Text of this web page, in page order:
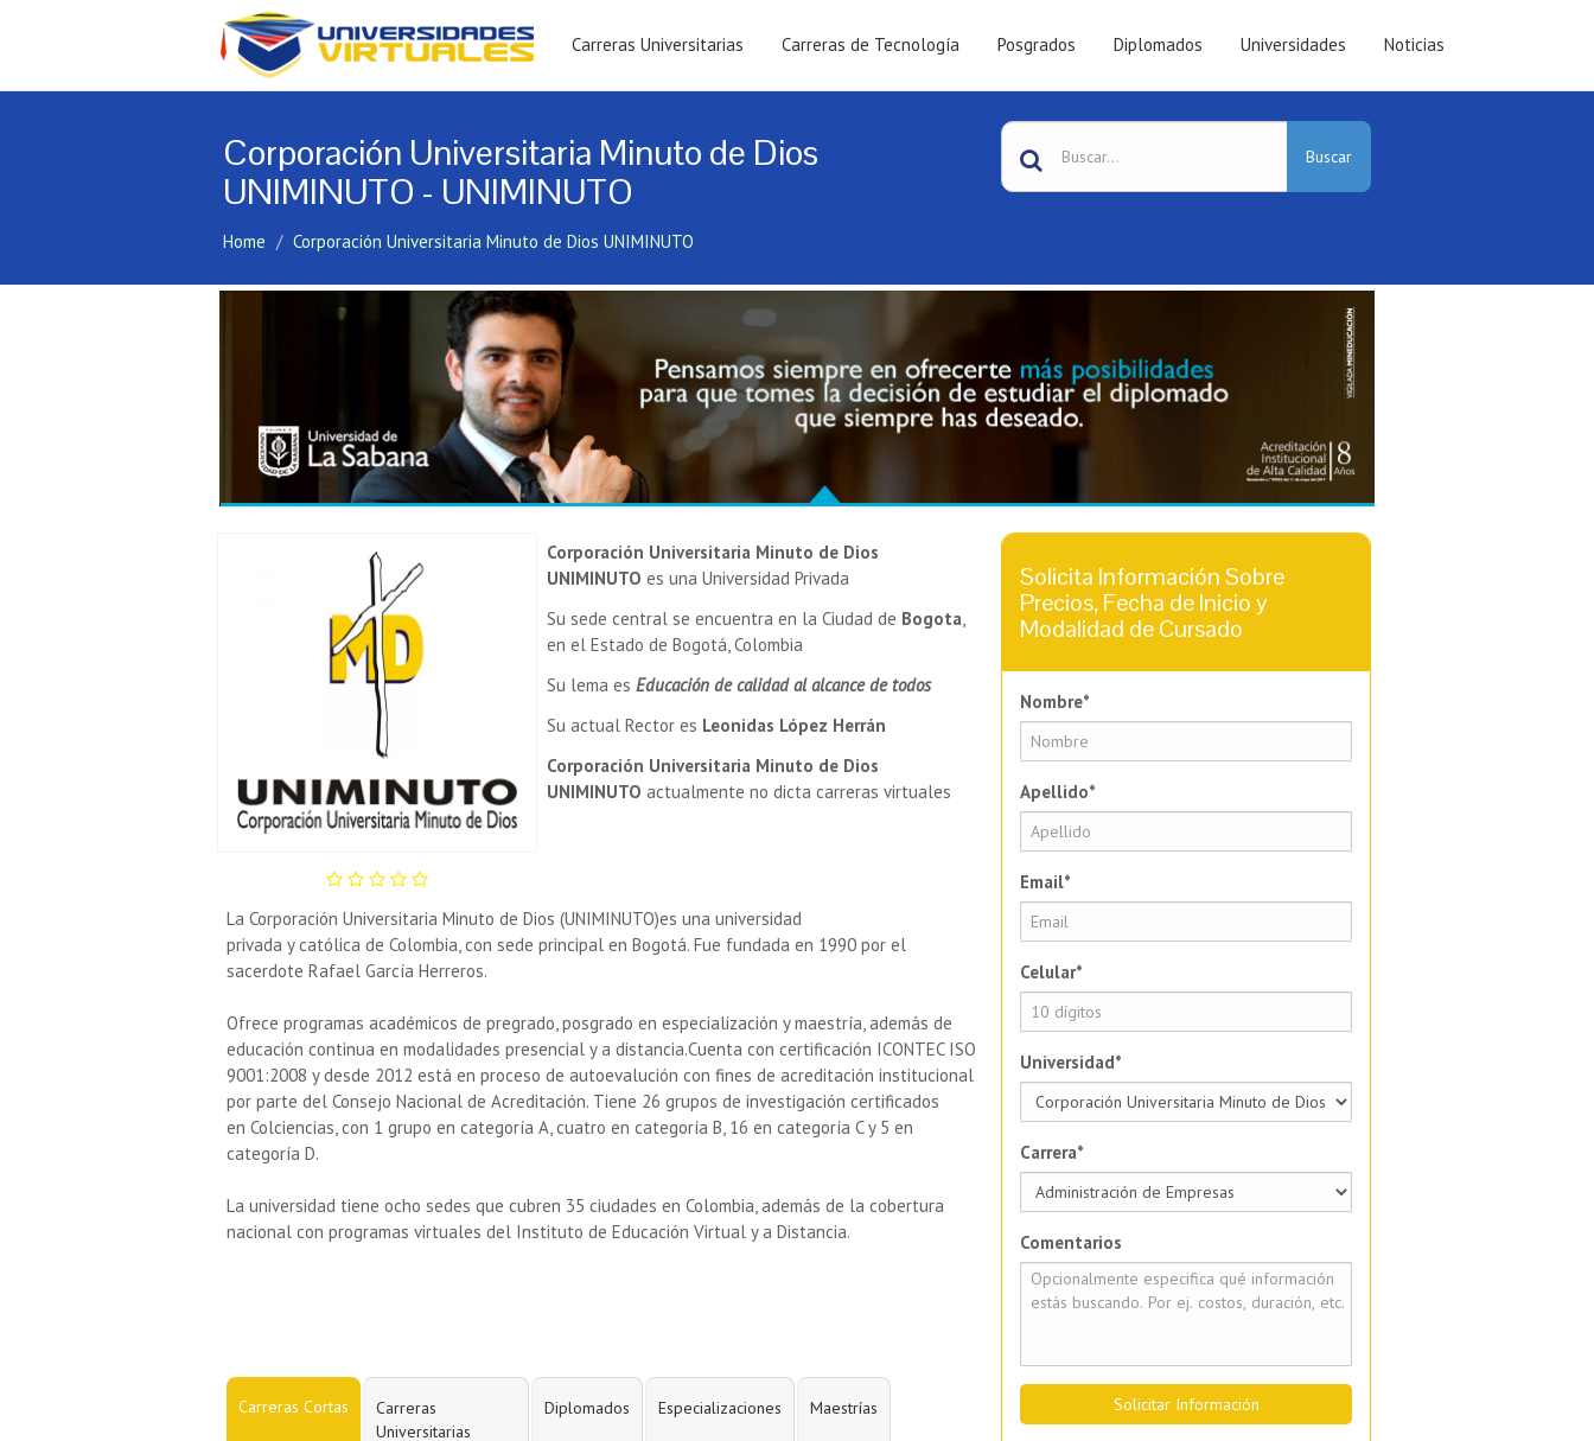
Carreras Universitarias Carreras de Tecnología Posgrados Diplomados Universidades Noticias
Corporación Universitaria Minuto de Dios
UNIMINUTO - UNIMINUTO
Home Corporación Universitaria Minuto de Dios UNIMINUTO
Buscar
Corporación Universitaria Minuto de Dios
UNIMINUTO es una Universidad Privada
Su sede central se encuentra en la Ciudad de Bogota,
en el Estado de Bogotá, Colombia
Su lema es Educación de calidad al alcance de todos
Su actual Rector es Leonidas López Herrán
Corporación Universitaria Minuto de Dios
UNIMINUTO actualmente no dicta carreras virtuales
La Corporación Universitaria Minuto de Dios (UNIMINUTO)es una universidad
privada y católica de Colombia, con sede principal en Bogotá. Fue fundada en 1990 por el
sacerdote Rafael García Herreros.
Ofrece programas académicos de pregrado, posgrado en especialización y maestría, además de
educación continua en modalidades presencial y a distancia.Cuenta con certificación ICONTEC ISO
9001:2008 y desde 2012 está en proceso de autoevalución con fines de acreditación institucional
por parte del Consejo Nacional de Acreditación. Tiene 26 grupos de investigación certificados
en Colciencias, con 1 grupo en categoría A, cuatro en categoría B, 16 en categoría C y 5 en
categoría D.
La universidad tiene ocho sedes que cubren 35 ciudades en Colombia, además de la cobertura
nacional con programas virtuales del Instituto de Educación Virtual y a Distancia.
Carreras Cortas
Carreras
Universitarias
Diplomados Especializaciones Maestrías
Solicita Información Sobre
Precios, Fecha de Inicio y
Modalidad de Cursado
Nombre*
Apellido*
Email*
Celular*
Universidad*
Carrera*
Comentarios
Solicitar Información